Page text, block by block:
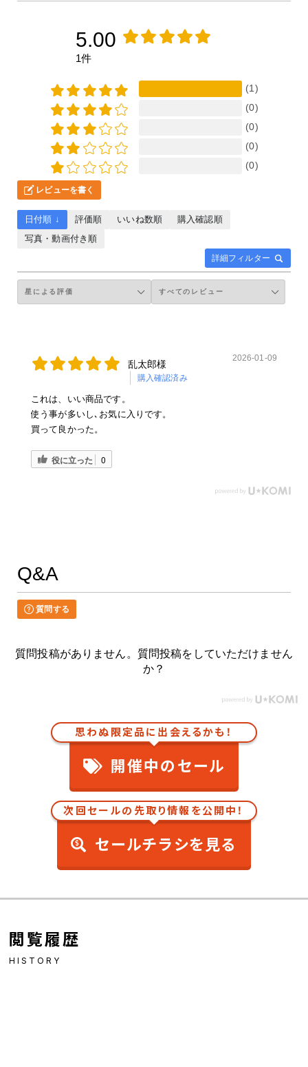
5.00
1件
(1)
(0)
(0)
(0)
(0)
レビューを書く
詳細フィルター
日付順 ↓ 評価順 いいね数順
購入確認順
写真・動画付き順
乱太郎様
購入確認済み
2026-01-09
これは、いい商品です。
使う事が多いし､お気に入りです。
買って良かった。
役に立った 0
Q&A
質問する
質問投稿がありません。質問投稿をしていただけません
か？
思わぬ限定品に出会えるかも！
開催中のセール
次回セールの先取り情報を公開中！
セールチラシを見る
閲覧履歴
HISTORY